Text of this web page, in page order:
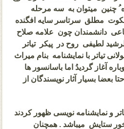
چنین میتوان به سه مرحله
مطلق سرتاسر سایه افگنده
دانشمندان چون علامه صلاح
لطیفی روح در پیکر تیاتر
تیاتر با نمایشنامه بنام میراث
آغاز گردیدُ اما باسانسور ها
بسیار آثار نویسندگان از
و نمایشنامه نویسی ظهور کردند
ستایش میباشد . همچنان